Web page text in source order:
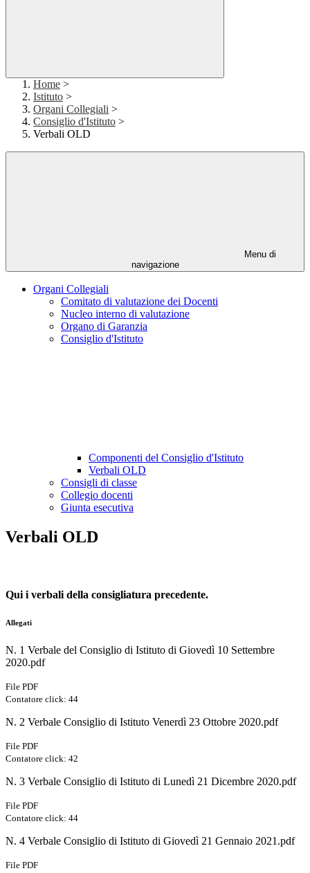
Home >
Istituto >
Organi Collegiali >
Consiglio d'Istituto >
Verbali OLD
Menu di
navigazione
Organi Collegiali
Comitato di valutazione dei Docenti
Nucleo interno di valutazione
Organo di Garanzia
Consiglio d'Istituto
Componenti del Consiglio d'Istituto
Verbali OLD
Consigli di classe
Collegio docenti
Giunta esecutiva
Verbali OLD
Qui i verbali della consigliatura precedente.
Allegati
N. 1 Verbale del Consiglio di Istituto di Giovedì 10 Settembre
2020.pdf
File PDF
Contatore click: 44
N. 2 Verbale Consiglio di Istituto Venerdì 23 Ottobre 2020.pdf
File PDF
Contatore click: 42
N. 3 Verbale Consiglio di Istituto di Lunedì 21 Dicembre 2020.pdf
File PDF
Contatore click: 44
N. 4 Verbale Consiglio di Istituto di Giovedì 21 Gennaio 2021.pdf
File PDF